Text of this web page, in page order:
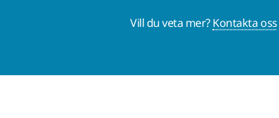
Vill du veta mer?Kontakta oss